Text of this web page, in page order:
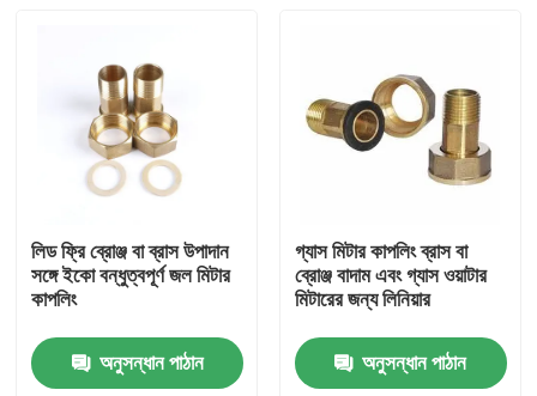
লিড ফ্রি ব্রোঞ্জ বা ব্রাস উপাদান
সঙ্গে ইকো বন্ধুত্বপূর্ণ জল মিটার
কাপলিং
অনুসন্ধান পাঠান
গ্যাস মিটার কাপলিং ব্রাস বা
ব্রোঞ্জ বাদাম এবং গ্যাস ওয়াটার
মিটারের জন্য লিনিয়ার
অনুসন্ধান পাঠান